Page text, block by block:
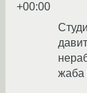
+00:00
жаба